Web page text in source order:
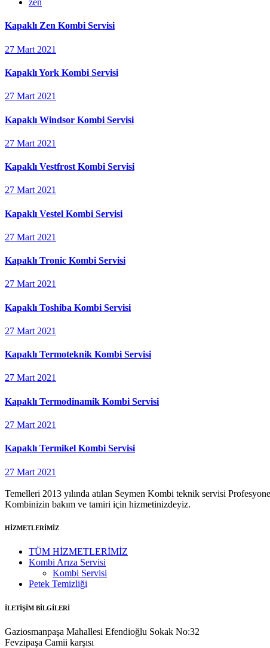
zen
Kapaklı Zen Kombi Servisi
27 Mart 2021
Kapaklı York Kombi Servisi
27 Mart 2021
Kapaklı Windsor Kombi Servisi
27 Mart 2021
Kapaklı Vestfrost Kombi Servisi
27 Mart 2021
Kapaklı Vestel Kombi Servisi
27 Mart 2021
Kapaklı Tronic Kombi Servisi
27 Mart 2021
Kapaklı Toshiba Kombi Servisi
27 Mart 2021
Kapaklı Termoteknik Kombi Servisi
27 Mart 2021
Kapaklı Termodinamik Kombi Servisi
27 Mart 2021
Kapaklı Termikel Kombi Servisi
27 Mart 2021
Temelleri 2013 yılında atılan Seymen Kombi teknik servisi
Kombinizin bakım ve tamiri için hizmetinizdeyiz.
HİZMETLERİMİZ
TÜM HİZMETLERİMİZ
Kombi Arıza Servisi
Kombi Servisi
Petek Temizliği
İLETİŞİM BİLGİLERİ
Gaziosmanpaşa Mahallesi Efendioğlu Sokak No:32
Fevzipaşa Camii karşısı